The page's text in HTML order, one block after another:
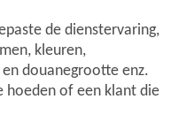
de dienstervaring,
kleuren,
douanegrootte enz.
hoeden of een klant die